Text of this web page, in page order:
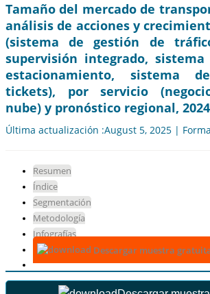
Tamaño del mercado de
análisis de acciones y
(sistema de gestión de
supervisión integrado,
estacionamiento, sistema
tickets), por servicio
nube) y pronóstico regional,
Última actualización :August 5, 2025 |
Resumen
Índice
Segmentación
Metodología
Infografías
Descargar muestra